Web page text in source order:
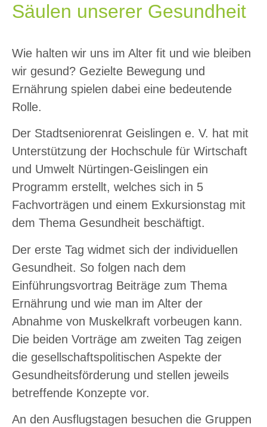
Säulen unserer Gesundheit
Wie halten wir uns im Alter fit und wie bleiben
wir gesund? Gezielte Bewegung und
Ernährung spielen dabei eine bedeutende
Rolle.
Der Stadtseniorenrat Geislingen e. V. hat mit
Unterstützung der Hochschule für Wirtschaft
und Umwelt Nürtingen-Geislingen ein
Programm erstellt, welches sich in 5
Fachvorträgen und einem Exkursionstag mit
dem Thema Gesundheit beschäftigt.
Der erste Tag widmet sich der individuellen
Gesundheit. So folgen nach dem
Einführungsvortrag Beiträge zum Thema
Ernährung und wie man im Alter der
Abnahme von Muskelkraft vorbeugen kann.
Die beiden Vorträge am zweiten Tag zeigen
die gesellschaftspolitischen Aspekte der
Gesundheitsförderung und stellen jeweils
betreffende Konzepte vor.
An den Ausflugstagen besuchen die Gruppen